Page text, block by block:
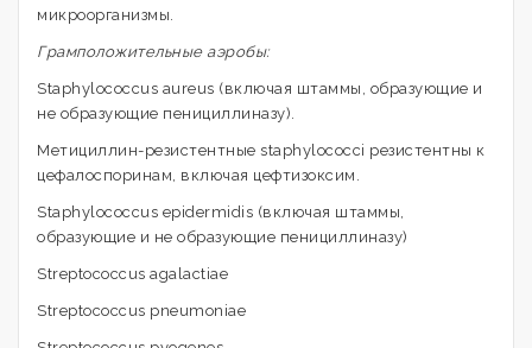
микроорганизмы.
Грамположительные аэробы:
Staphylococcus aureus (включая штаммы, образующие и
не образующие пенициллиназу).
Метициллин-резистентные staphylococci резистентны к
цефалоспоринам, включая цефтизоксим.
Staphylococcus epidermidis (включая штаммы,
образующие и не образующие пенициллиназу)
Streptococcus agalactiae
Streptococcus pneumoniae